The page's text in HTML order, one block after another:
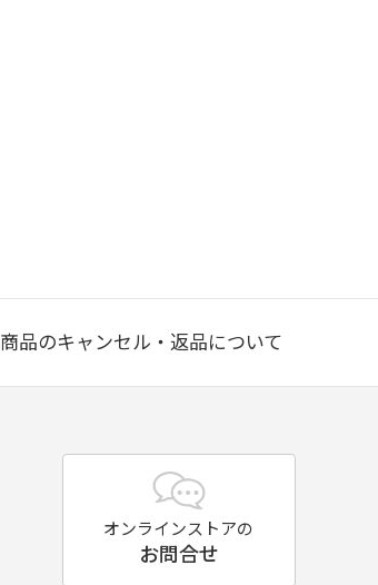
商品のキャンセル・返品について
オンラインストアの
お問合せ